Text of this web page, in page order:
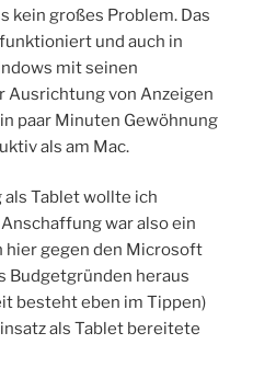
kein großes Problem. Das
und auch in
mit seinen
Ausrichtung von Anzeigen
paar Minuten Gewöhnung
als am Mac.
als Tablet wollte ich
war also ein
hier gegen den Microsoft
Budgetgründen heraus
besteht eben im Tippen)
als Tablet bereitete